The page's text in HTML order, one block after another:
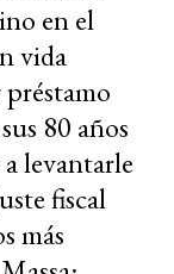
en el
vida
80 años
levantarle
fiscal
más